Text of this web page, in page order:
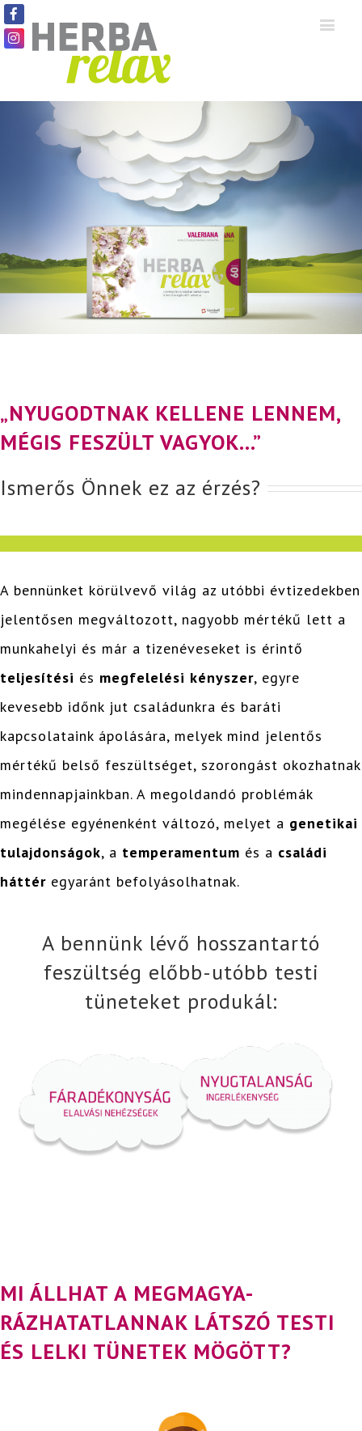
„NYUGODTNAK KELLENE LENNEM,
MÉGIS FESZÜLT VAGYOK…”
Ismerős Önnek ez az érzés?
A bennünket körülvevő világ az utóbbi évtizedekben
jelentősen megváltozott, nagyobb mértékű lett a
munkahelyi és már a tizenéveseket is érintő
teljesítési és megfelelési kényszer, egyre
kevesebb időnk jut családunkra és baráti
kapcsolataink ápolására, melyek mind jelentős
mértékű belső feszültséget, szorongást okozhatnak
mindennapjainkban. A megoldandó problémák
megélése egyénenként változó, melyet a genetikai
tulajdonságok, a temperamentum és a családi
háttér egyaránt befolyásolhatnak.
A bennünk lévő hosszantartó
feszültség előbb-utóbb testi
tüneteket produkál:
MI ÁLLHAT A MEGMAGYA-
RÁZHATATLANNAK LÁTSZÓ TESTI
ÉS LELKI TÜNETEK MÖGÖTT?